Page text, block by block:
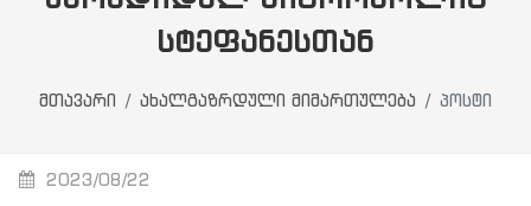
ᲡᲢᲔᲤᲐᲜᲔᲡᲗᲐᲜ
მთავარი ახალგაზრდული მიმართულება პოსტი
2023/08/22